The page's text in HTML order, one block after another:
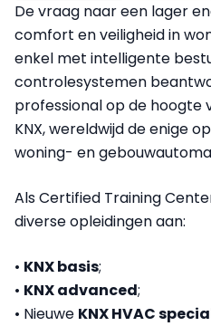
De vraag naar een lager
comfort en veiligheid in
enkel met intelligente
controlesystemen
professional op de hoogte
KNX, wereldwijd de enige
woning- en
Als Certified Training
diverse opleidingen aan:
• KNX basis;
• KNX advanced;
• Nieuwe KNX HVAC